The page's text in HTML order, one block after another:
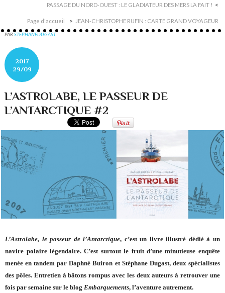
PASSAGE DU NORD-OUEST : LE GLADIATEUR DES MERS L’A FAIT !
Page d'accueil JEAN-CHRISTOPHE RUFIN : CARTE GRAND VOYAGEUR
PARSTEPHANEDUGAST
2017
29/09
L’ASTROLABE, LE PASSEUR DE
L’ANTARCTIQUE #2
L’Astrolabe, le passeur de l’Antarctique, c’est un livre illustré dédié à un
navire polaire légendaire. C’est surtout le fruit d’une minutieuse enquête
menée en tandem par Daphné Buiron et Stéphane Dugast, deux spécialistes
des pôles. Entretien à bâtons rompus avec les deux auteurs à retrouver une
fois par semaine sur le blogEmbarquements, l’aventure autrement.